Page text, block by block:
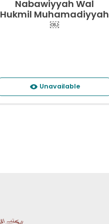
Nabawiyyah Wal
Hukmil Muhamadiyyah
￼
Unavailable